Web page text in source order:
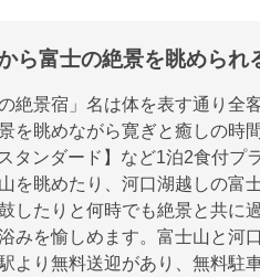
ら富士の絶景を眺められ
絶景宿」名は体を表す通り全
を眺めながら寛ぎと癒しの時
タンダード】など1泊2食付プ
を眺めたり、河口湖越しの富
したりと何時でも絶景と共に
みを愉しめます。富士山と河
より無料送迎があり、無料駐